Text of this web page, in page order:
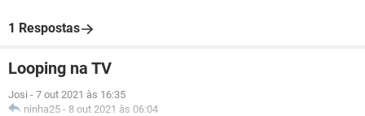
1 Respostas
Looping na TV
Josi - 7 out 2021 às 16:35
ninha25 - 8 out 2021 às 06:04